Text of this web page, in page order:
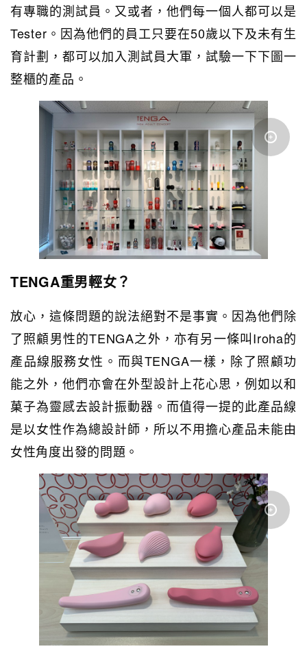
有專職的測試員。又或者，他們每一個人都可以是
Tester。因為他們的員工只要在50歲以下及未有生
育計劃，都可以加入測試員大軍，試驗一下下圖一
整櫃的產品。
TENGA重男輕女？
放心，這條問題的說法絕對不是事實。因為他們除
了照顧男性的TENGA之外，亦有另一條叫Iroha的
產品線服務女性。而與TENGA一樣，除了照顧功
能之外，他們亦會在外型設計上花心思，例如以和
菓子為靈感去設計振動器。而值得一提的此產品線
是以女性作為總設計師，所以不用擔心產品未能由
女性角度出發的問題。